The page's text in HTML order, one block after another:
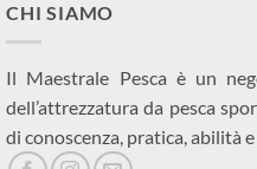
CHI SIAMO
Il Maestrale Pesca è un
dell’attrezzatura da pesca
di conoscenza, pratica, abilità